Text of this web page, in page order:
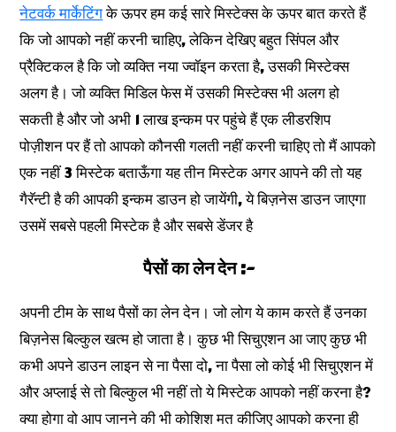
नेटवर्क मार्केटिंगके ऊपर हम कई सारे मिस्टेक्स के ऊपर बात करते हैं
कि जो आपको नहीं करनी चाहिए, लेकिन देखिए बहुत सिंपल और
प्रैक्टिकल है कि जो व्यक्ति नया ज्वॉइन करता है, उसकी मिस्टेक्स
अलग है। जो व्यक्ति मिडिल फेस में उसकी मिस्टेक्स भी अलग हो
सकती है और जो अभी 1 लाख इन्कम पर पहुंचे हैं एक लीडरशिप
पोज़ीशन पर हैं तो आपको कौनसी गलती नहीं करनी चाहिए तो मैं आपको
एक नहीं 3 मिस्टेक बताऊँगा यह तीन मिस्टेक अगर आपने की तो यह
गैरॅन्टी है की आपकी इन्कम डाउन हो जायेंगी, ये बिज़नेस डाउन जाएगा
उसमें सबसे पहली मिस्टेक है और सबसे डेंजर है
पैसों का लेन देन :-
अपनी टीम के साथ पैसों का लेन देन। जो लोग ये काम करते हैं उनका
बिज़नेस बिल्कुल खत्म हो जाता है। कुछ भी सिचुएशन आ जाए कुछ भी
कभी अपने डाउन लाइन से ना पैसा दो, ना पैसा लो कोई भी सिचुएशन में
और अप्लाई से तो बिल्कुल भी नहीं तो ये मिस्टेक आपको नहीं करना है?
क्या होगा वो आप जानने की भी कोशिश मत कीजिए आपको करना ही